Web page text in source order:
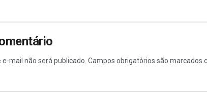
mail não será publicado. Campos obrigatórios são marcados